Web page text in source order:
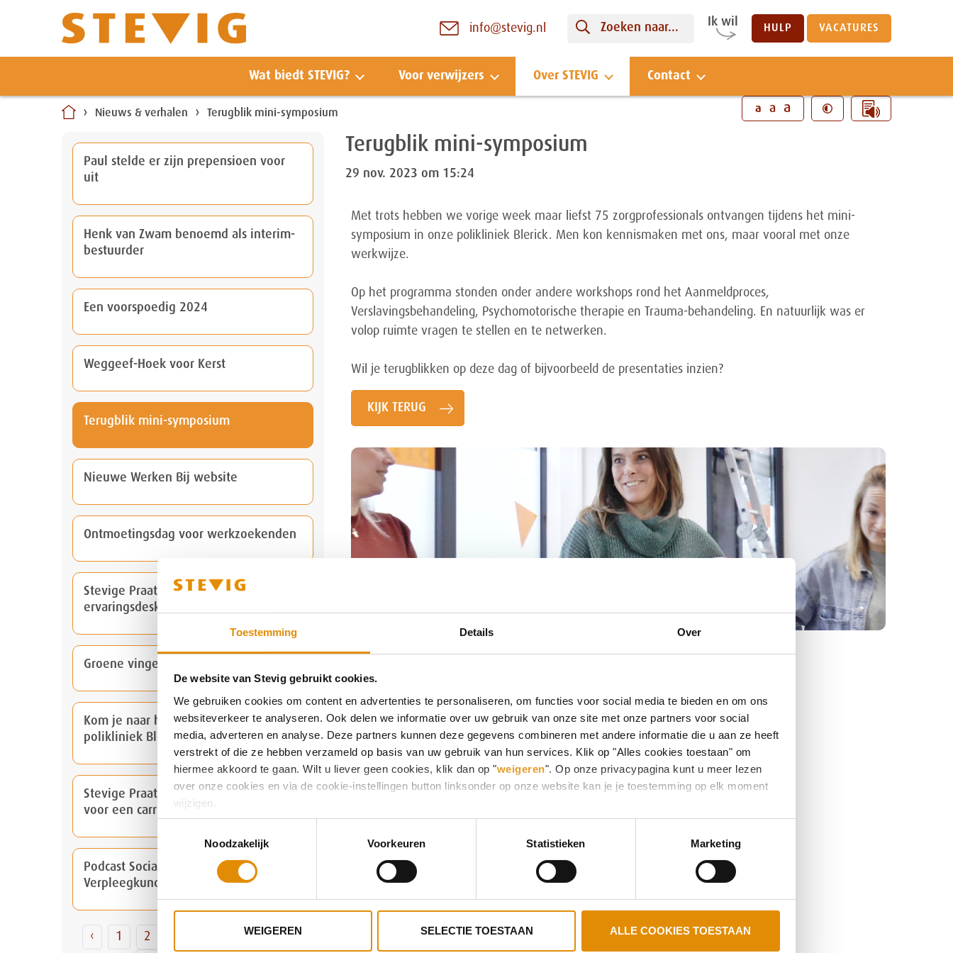
Toestemming Details Over
De website van Stevig gebruikt cookies.
We gebruiken cookies om content en advertenties te personaliseren, om functies voor social media te bieden en om ons
websiteverkeer te analyseren. Ook delen we informatie over uw gebruik van onze site met onze partners voor social
media, adverteren en analyse. Deze partners kunnen deze gegevens combineren met andere informatie die u aan ze heeft
verstrekt of die ze hebben verzameld op basis van uw gebruik van hun services. Klik op "Alles cookies toestaan" om
hiermee akkoord te gaan. Wilt u liever geen cookies, klik dan op "weigeren". Op onze privacypagina kunt u meer lezen
over onze cookies en via de cookie-instellingen button linksonder op onze website kan je je toestemming op elk moment
wijzigen.
Noodzakelijk
Voorkeuren Statistieken Marketing
WEIGEREN SELECTIE TOESTAAN ALLE COOKIES TOESTAAN
info@stevig.nl Zoeken naar... Ik wil HULP VACATURES
Wat biedt STEVIG? Voor verwijzers Over STEVIG Contact
a a a
Nieuws & verhalen Terugblik mini-symposium
Paul stelde er zijn prepensioen voor
uit
Henk van Zwam benoemd als interim-
bestuurder
Een voorspoedig 2024
Weggeef-Hoek voor Kerst
Terugblik mini-symposium
Nieuwe Werken Bij website
Ontmoetingsdag voor werkzoekenden
Stevige Praat: Marion Blom gaat,
ervaringsdeskundigheid staat
Groene vingers en goede gesprekken
Kom je naar het mini-symposium
polikliniek Blerick (Venlo)?
Stevige Praat met Patricia: nooit te laat
voor een carrièreswitch
Podcast Sociaal Psychiatrische
Verpleegkundige
‹ 1 2 6 7
Terugblik mini-symposium
29 nov. 2023 om 15:24
Met trots hebben we vorige week maar liefst 75 zorgprofessionals ontvangen tijdens het mini-
symposium in onze polikliniek Blerick. Men kon kennismaken met ons, maar vooral met onze
werkwijze.
Op het programma stonden onder andere workshops rond het Aanmeldproces,
Verslavingsbehandeling, Psychomotorische therapie en Trauma-behandeling. En natuurlijk was er
volop ruimte vragen te stellen en te netwerken.
Wil je terugblikken op deze dag of bijvoorbeeld de presentaties inzien?
KIJK TERUG
Sluiten